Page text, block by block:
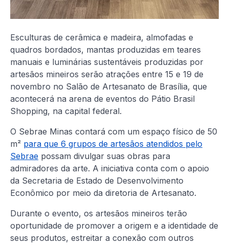
Esculturas de cerâmica e madeira, almofadas e
quadros bordados, mantas produzidas em teares
manuais e luminárias sustentáveis produzidas por
artesãos mineiros serão atrações entre 15 e 19 de
novembro no Salão de Artesanato de Brasília, que
acontecerá na arena de eventos do Pátio Brasil
Shopping, na capital federal.
O Sebrae Minas contará com um espaço físico de 50
m² para que 6 grupos de artesãos atendidos pelo
Sebrae possam divulgar suas obras para
admiradores da arte. A iniciativa conta com o apoio
da Secretaria de Estado de Desenvolvimento
Econômico por meio da diretoria de Artesanato.
Durante o evento, os artesãos mineiros terão
oportunidade de promover a origem e a identidade de
seus produtos, estreitar a conexão com outros